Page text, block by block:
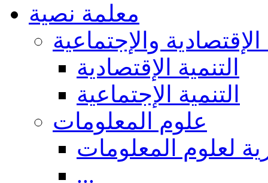
معلمة نصية
الإقتصادية والإجتماعية
التنمية الإقتصادية
التنمية الإجتماعية
علوم المعلومات
لعلوم المعلومات
...